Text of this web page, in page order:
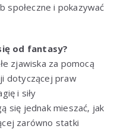
społeczne i pokazywać
od fantasy?
zjawiska za pomocą
dotyczącej praw
i siły
się jednak mieszać, jak
zarówno statki